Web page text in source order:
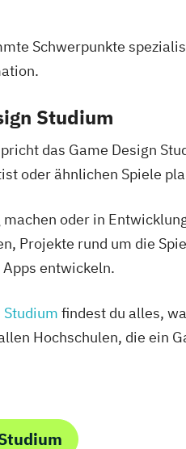
Schwerpunkte
Studium
das Game Design
oder ähnlichen Spiele
oder in
Projekte rund um die
entwickeln.
Studium findest du alles,
Hochschulen, die ein